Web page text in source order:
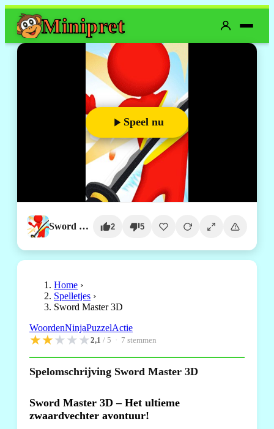
Minipret
Speel nu
Sword Master 3D 2 5
Home ›
Spelletjes ›
Sword Master 3D
WoordenNinjaPuzzelActie
★★★★★2,1 / 5 · 7 stemmen
Spelomschrijving Sword Master 3D
Sword Master 3D – Het ultieme
zwaardvechter avontuur!